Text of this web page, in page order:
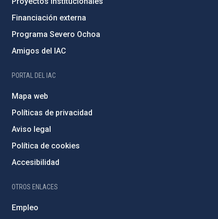
Financiación externa
Programa Severo Ochoa
Amigos del IAC
PORTAL DEL IAC
Mapa web
Políticas de privacidad
Aviso legal
Política de cookies
Accesibilidad
OTROS ENLACES
Empleo